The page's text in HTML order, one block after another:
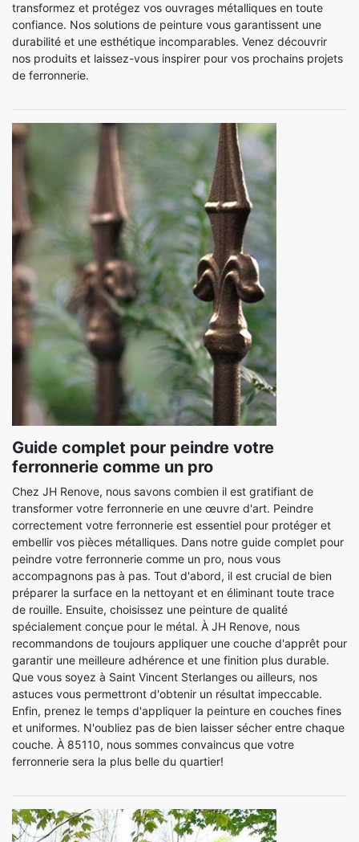
transformez et protégez vos ouvrages métalliques en toute
confiance. Nos solutions de peinture vous garantissent une
durabilité et une esthétique incomparables. Venez découvrir
nos produits et laissez-vous inspirer pour vos prochains projets
de ferronnerie.
Guide complet pour peindre votre
ferronnerie comme un pro
Chez JH Renove, nous savons combien il est gratifiant de
transformer votre ferronnerie en une œuvre d'art. Peindre
correctement votre ferronnerie est essentiel pour protéger et
embellir vos pièces métalliques. Dans notre guide complet pour
peindre votre ferronnerie comme un pro, nous vous
accompagnons pas à pas. Tout d'abord, il est crucial de bien
préparer la surface en la nettoyant et en éliminant toute trace
de rouille. Ensuite, choisissez une peinture de qualité
spécialement conçue pour le métal. À JH Renove, nous
recommandons de toujours appliquer une couche d'apprêt pour
garantir une meilleure adhérence et une finition plus durable.
Que vous soyez à Saint Vincent Sterlanges ou ailleurs, nos
astuces vous permettront d'obtenir un résultat impeccable.
Enfin, prenez le temps d'appliquer la peinture en couches fines
et uniformes. N'oubliez pas de bien laisser sécher entre chaque
couche. À 85110, nous sommes convaincus que votre
ferronnerie sera la plus belle du quartier!